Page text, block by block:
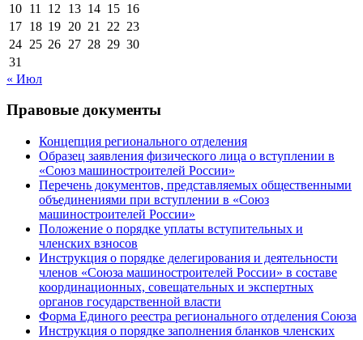
10 11 12 13 14 15 16
17 18 19 20 21 22 23
24 25 26 27 28 29 30
31
« Июл
Правовые документы
Концепция регионального отделения
Образец заявления физического лица о вступлении в
«Союз машиностроителей России»
Перечень документов, представляемых общественными
объединениями при вступлении в «Союз
машиностроителей России»
Положение о порядке уплаты вступительных и
членских взносов
Инструкция о порядке делегирования и деятельности
членов «Союза машиностроителей России» в составе
координационных, совещательных и экспертных
органов государственной власти
Форма Единого реестра регионального отделения Союза
Инструкция о порядке заполнения бланков членских